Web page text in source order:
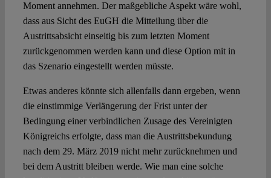
Moment annehmen. Der maßgebliche Aspekt wäre wohl,
dass aus Sicht des EuGH die Mitteilung über die
Austrittsabsicht einseitig bis zum letzten Moment
zurückgenommen werden kann und diese Option mit in
das Szenario eingestellt werden müsste.
Etwas anderes könnte sich allenfalls dann ergeben, wenn
die einstimmige Verlängerung der Frist unter der
Bedingung einer verbindlichen Zusage des Vereinigten
Königreichs erfolgte, dass man die Austrittsbekundung
nach dem 29. März 2019 nicht mehr zurücknehmen und
bei dem Austritt bleiben werde. Wie man eine solche